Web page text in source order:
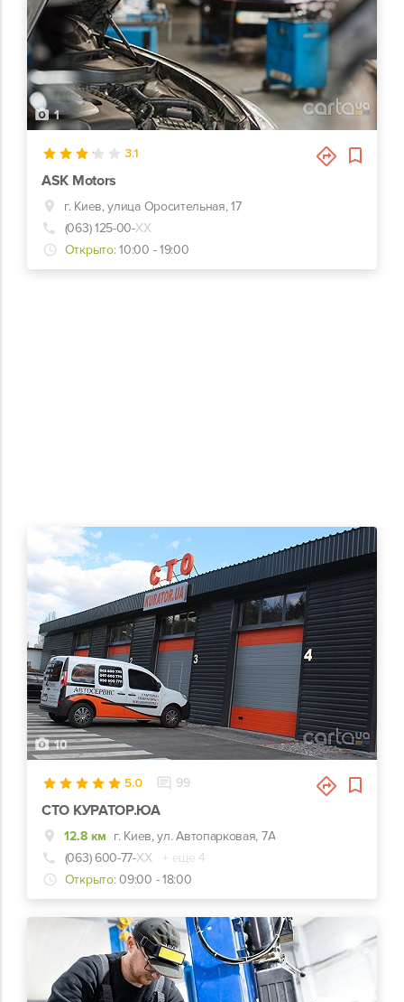
1
3.1
ASK Motors
г. Киев, улица Оросительная, 17
(063) 125-00-ХХ
Открыто: 10:00 - 19:00
10
5.0 99
СТО КУРАТОР.ЮА
12.8 км г. Киев, ул. Автопарковая, 7А
(063) 600-77-ХХ
+ еще 4
Открыто: 09:00 - 18:00